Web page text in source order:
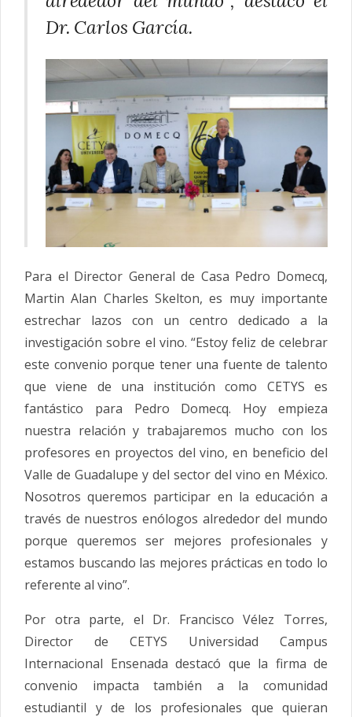
Dr. Carlos García.
Para el Director General de Casa Pedro Domecq,
Martin Alan Charles Skelton, es muy importante
estrechar lazos con un centro dedicado a la
investigación sobre el vino. “Estoy feliz de celebrar
este convenio porque tener una fuente de talento
que viene de una institución como CETYS es
fantástico para Pedro Domecq. Hoy empieza
nuestra relación y trabajaremos mucho con los
profesores en proyectos del vino, en beneficio del
Valle de Guadalupe y del sector del vino en México.
Nosotros queremos participar en la educación a
través de nuestros enólogos alrededor del mundo
porque queremos ser mejores profesionales y
estamos buscando las mejores prácticas en todo lo
referente al vino”.
Por otra parte, el Dr. Francisco Vélez Torres,
Director de CETYS Universidad Campus
Internacional Ensenada destacó que la firma de
convenio impacta también a la comunidad
estudiantil y de los profesionales que quieran